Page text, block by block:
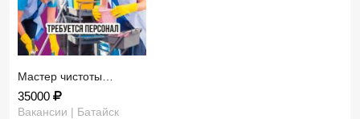
Мастер чистоты…
35000
Вакансии | Батайск